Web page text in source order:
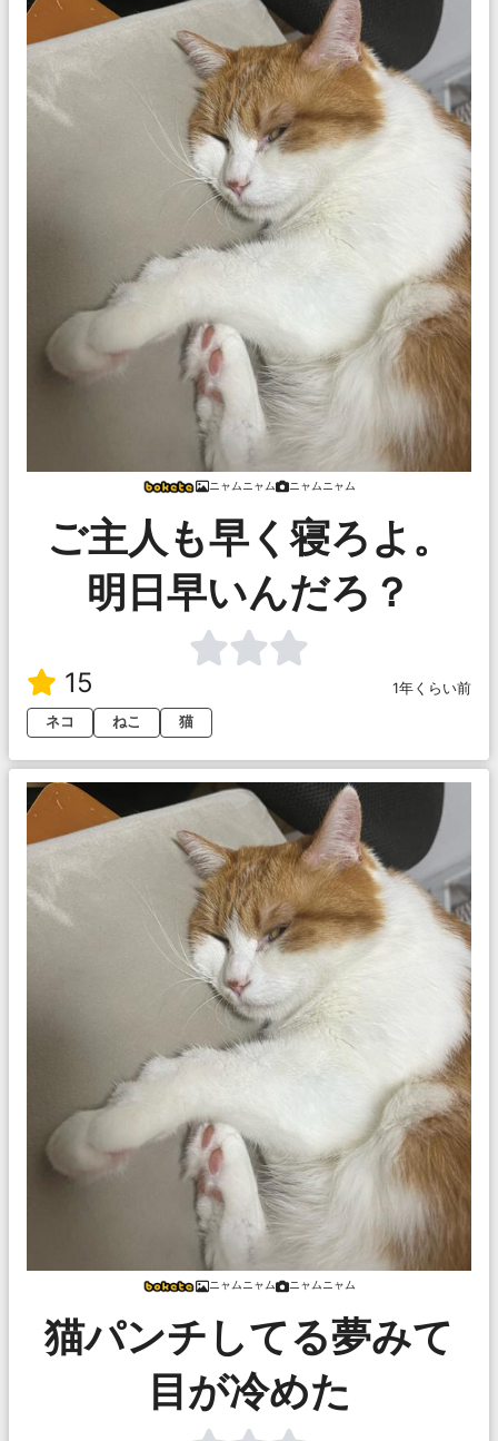
ニャムニャム ニャムニャム
ご主人も早く寝ろよ。
明日早いんだろ？
15
1年くらい前
ネコ
ねこ 猫
ニャムニャム ニャムニャム
猫パンチしてる夢みて
目が冷めた